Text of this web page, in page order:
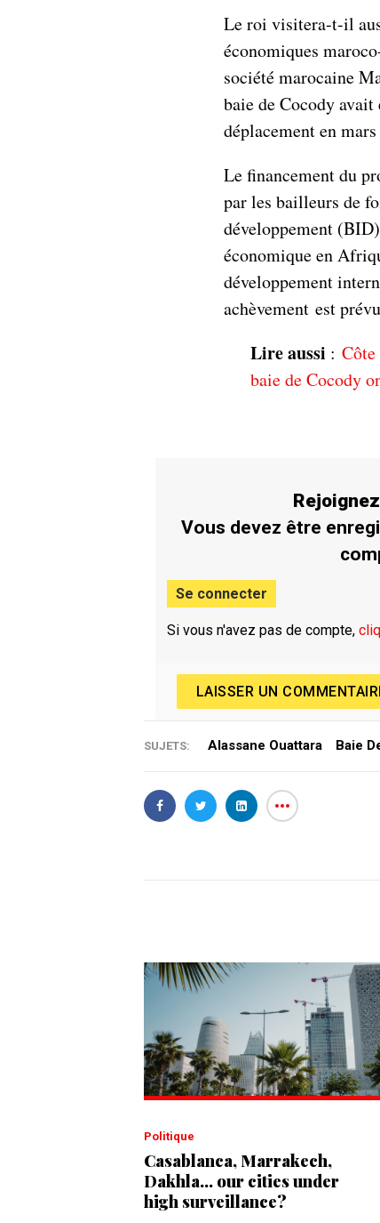
Le roi visitera-t-il
économiques
société marocaine
baie de Cocody
déplacement en
Le financement du
par les bailleurs de
développement
économique en
développement
achèvement est
Lire aussi :
baie de Cocody
Vous devez être
Se connecter
Si vous n'avez pas de compte,
LAISSER UN
SUJETS: Alassane Ouattara Baie
Politique
Casablanca, Marrakech,
Dakhla... our cities under
high surveillance?